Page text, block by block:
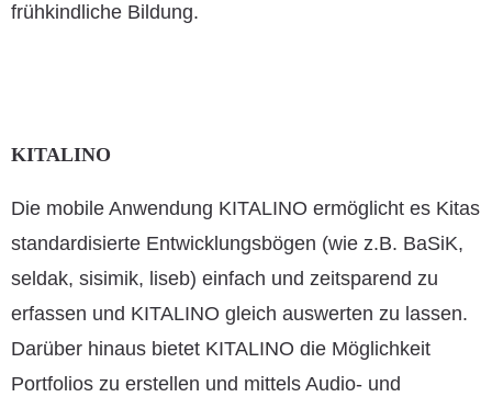
frühkindliche Bildung.
KITALINO
Die mobile Anwendung KITALINO ermöglicht es Kitas
standardisierte Entwicklungsbögen (wie z.B. BaSiK,
seldak, sisimik, liseb) einfach und zeitsparend zu
erfassen und KITALINO gleich auswerten zu lassen.
Darüber hinaus bietet KITALINO die Möglichkeit
Portfolios zu erstellen und mittels Audio- und